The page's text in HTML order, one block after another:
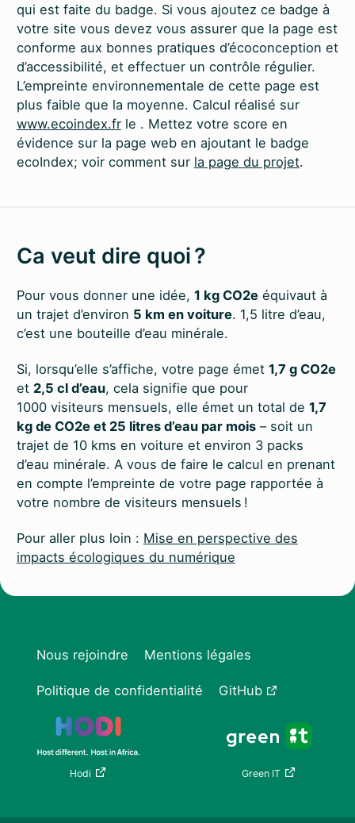
qui est faite du badge. Si vous ajoutez ce badge à
votre site vous devez vous assurer que la page est
conforme aux bonnes pratiques d’éco­conception et
d’accessibilité, et effectuer un contrôle régulier.
L’empreinte environnementale de cette page est
plus faible que la moyenne. Calcul réalisé sur
www.ecoindex.frle . Mettez votre score en
évidence sur la page web en ajoutant le badge
ecoIndex; voir comment sur la page du projet.
Ca veut dire quoi ?
Pour vous donner une idée, 1 kg CO2eéquivaut à
un trajet d’environ 5 km en voiture. 1,5 litre d’eau,
c’est une bouteille d’eau minérale.
Si, lorsqu’elle s’affiche, votre page émet 1,7 g CO2e
et 2,5 cl d’eau, cela signifie que pour
1000 visiteurs mensuels, elle émet un total de 1,7
kg de CO2e et 25 litres d’eau par mois– soit un
trajet de 10 kms en voiture et environ 3 packs
d’eau minérale. A vous de faire le calcul en prenant
en compte l’empreinte de votre page rapportée à
votre nombre de visiteurs mensuels !
Pour aller plus loin : Mise en perspective des
impacts écologiques du numérique
Nous rejoindre Mentions légales
Politique de confidentialité GitHub
Hodi Green IT